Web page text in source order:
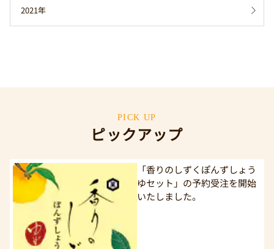
2021年
PICK UP
ピックアップ
「香りのしずくぽんずしょう
ゆセット」の予約受注を開始
いたしました。